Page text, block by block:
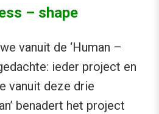
– shape
vanuit de ‘Human –
ieder project en
vanuit deze drie
benadert het project